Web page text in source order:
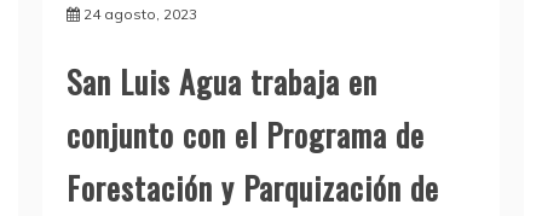
24 agosto, 2023
San Luis Agua trabaja en
conjunto con el Programa de
Forestación y Parquización de